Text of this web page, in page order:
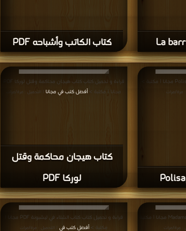
كتاب الكاتب وأشباحه PDF
كتاب هيجان محاكمة وقتل
لوركا PDF
مجانا | مكتبة >أفضل كتب في مجانا| التحميل : مرة/مرات : مرة/مرات
قراءة و تحميل كتاب كتاب الشتاء في ليشبونة PDF مجانا |
مكتبة >أفضل كتب في | التحميل : مرة/مرات
قراءة و تحميل كتاب كتاب Madama Sui PDF مجانا | مكتبة
: مرة/مرات